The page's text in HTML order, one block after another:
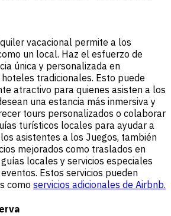
vacacional permite a los
un local. Haz el esfuerzo de
única y personalizada en
tradicionales. Esto puede
atractivo para quienes asisten a los
una estancia más inmersiva y
tours personalizados o colaborar
turísticos locales para ayudar a
asistentes a los Juegos, también
mejorados como traslados en
locales y servicios especiales
Estos servicios pueden
como servicios adicionales de Airbnb.